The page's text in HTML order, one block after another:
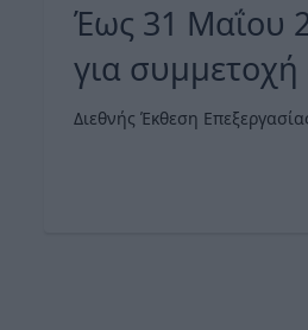
Έως 31 Μαΐου
για
Διεθνής Έκθεση